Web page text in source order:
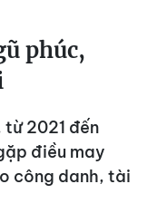
phúc,
2021 đến
điều may
công danh, tài